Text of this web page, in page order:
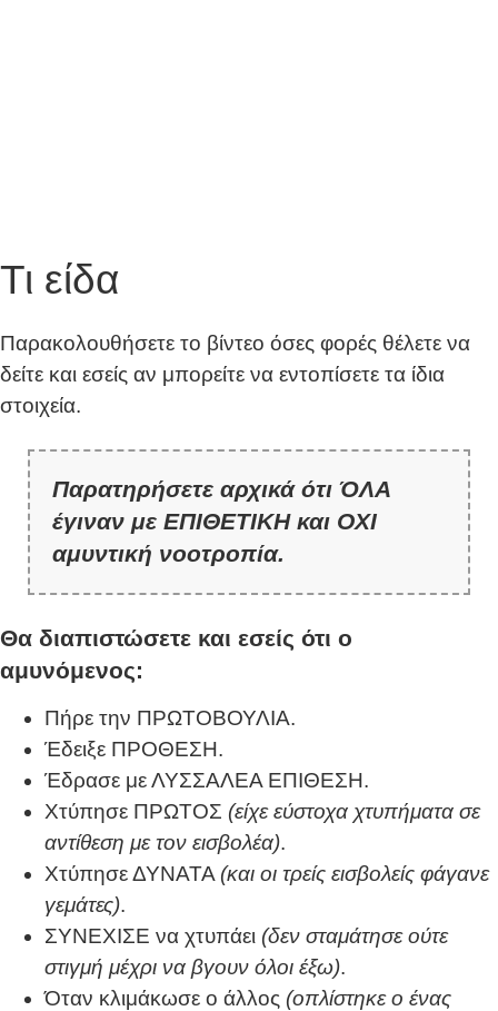
Τι είδα
Παρακολουθήσετε το βίντεο όσες φορές θέλετε να
δείτε και εσείς αν μπορείτε να εντοπίσετε τα ίδια
στοιχεία.
Παρατηρήσετε αρχικά ότι ΌΛΑ
έγιναν με ΕΠΙΘΕΤΙΚΗ και ΟΧΙ
αμυντική νοοτροπία.
Θα διαπιστώσετε και εσείς ότι ο
αμυνόμενος:
Πήρε την ΠΡΩΤΟΒΟΥΛΙΑ.
Έδειξε ΠΡΟΘΕΣΗ.
Έδρασε με ΛΥΣΣΑΛΕΑ ΕΠΙΘΕΣΗ.
Χτύπησε ΠΡΩΤΟΣ (είχε εύστοχα χτυπήματα σε
αντίθεση με τον εισβολέα).
Χτύπησε ΔΥΝΑΤΑ (και οι τρείς εισβολείς φάγανε
γεμάτες).
ΣΥΝΕΧΙΣΕ να χτυπάει (δεν σταμάτησε ούτε
στιγμή μέχρι να βγουν όλοι έξω).
Όταν κλιμάκωσε ο άλλος (οπλίστηκε ο ένας